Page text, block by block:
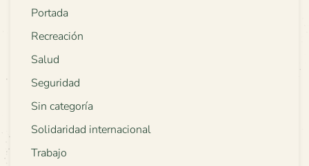
Portada
Recreación
Salud
Seguridad
Sin categoría
Solidaridad internacional
Trabajo